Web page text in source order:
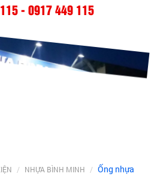
- 0917 449 115
NHỰA BÌNH MINH
Ống nhựa